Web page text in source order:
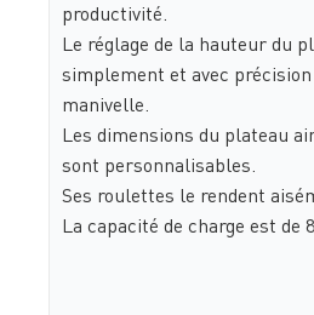
productivité.
Le réglage de la hauteur du
simplement et avec
manivelle.
Les dimensions du plateau
sont personnalisables.
Ses roulettes le rendent
La capacité de charge est de